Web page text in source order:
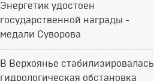
Энергетик удостоен
государственной награды -
медали Суворова
В Верхоянье стабилизировалась
гидрологическая обстановка